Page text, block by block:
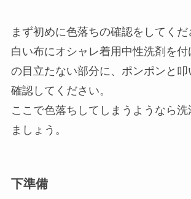
まず初めに色落ちの確認をしてくだ
白い布にオシャレ着用中性洗剤を
の目立たない部分に、ポンポンと叩
確認してください。
ここで色落ちしてしまうようなら
ましょう。
下準備